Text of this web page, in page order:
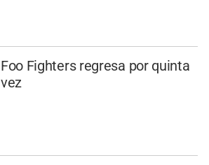
Foo Fighters regresa por quinta
vez